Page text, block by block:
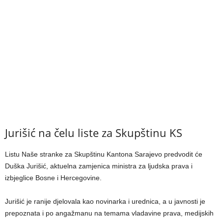
Jurišić na čelu liste za Skupštinu KS
Listu Naše stranke za Skupštinu Kantona Sarajevo predvodit će
Duška Jurišić, aktuelna zamjenica ministra za ljudska prava i
izbjeglice Bosne i Hercegovine.
Jurišić je ranije djelovala kao novinarka i urednica, a u javnosti je
prepoznata i po angažmanu na temama vladavine prava, medijskih